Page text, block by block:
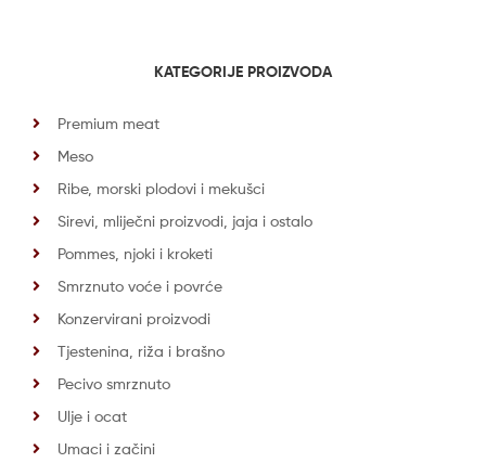
KATEGORIJE PROIZVODA
Premium meat
Meso
Ribe, morski plodovi i mekušci
Sirevi, mliječni proizvodi, jaja i ostalo
Pommes, njoki i kroketi
Smrznuto voće i povrće
Konzervirani proizvodi
Tjestenina, riža i brašno
Pecivo smrznuto
Ulje i ocat
Umaci i začini